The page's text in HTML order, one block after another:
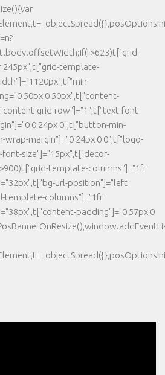
template-
50px 0 50px",t["content-
grid-row"]="1",t["text-font-
0 24px 0",t["button-min-
margin"]="0 24px 0 0",t["logo-
size"]="15px",t["decor-
template-columns"]="1fr
url-position"]="left
template-columns"]="1fr
padding"]="0 57px 0